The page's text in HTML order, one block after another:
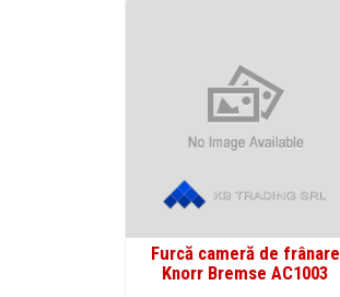
Furcă cameră de frânare
Knorr Bremse AC1003